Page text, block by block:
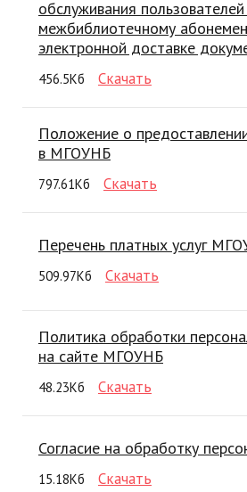
обслуживания
межбиблиотечному
электронной доставке
456.5Кб Скачать
Положение о
в МГОУНБ
797.61Кб Скачать
Перечень платных услуг
509.97Кб Скачать
Политика обработки
на сайте МГОУНБ
48.23Кб Скачать
Согласие на обработку
15.18Кб Скачать